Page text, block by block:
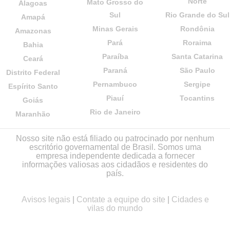
Alagoas
Amapá
Amazonas
Bahia
Ceará
Distrito Federal
Espírito Santo
Goiás
Maranhão
Mato Grosso do
Sul
Minas Gerais
Pará
Paraíba
Paraná
Pernambuco
Piauí
Rio de Janeiro
Rio Grande do Sul
Rondônia
Roraima
Santa Catarina
São Paulo
Sergipe
Tocantins
Nosso site não está filiado ou patrocinado por nenhum
escritório governamental de Brasil. Somos uma
empresa independente dedicada a fornecer
informações valiosas aos cidadãos e residentes do
país.
Avisos legais Contate a equipe do site
Cidades e
vilas do mundo